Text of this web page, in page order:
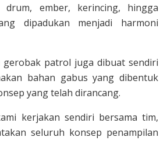
drum, ember, kerincing, hingga
dipadukan menjadi harmoni
gerobak patrol juga dibuat sendiri
bahan gabus yang dibentuk
yang telah dirancang.
kerjakan sendiri bersama tim,
seluruh konsep penampilan